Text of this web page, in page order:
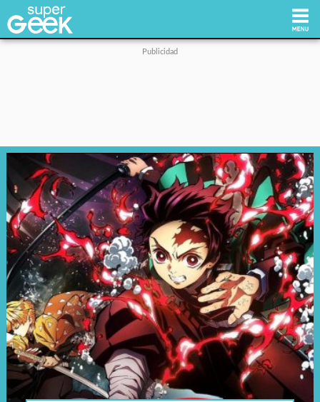
Tecnología
Videojuegos
Reviews
Cultura Pop
Streaming
Síguenos: